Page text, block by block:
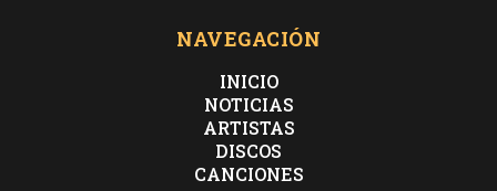
NAVEGACIÓN
INICIO
NOTICIAS
ARTISTAS
DISCOS
CANCIONES